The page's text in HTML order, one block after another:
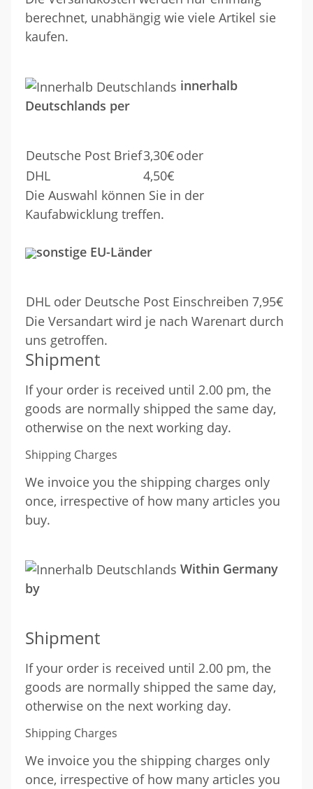
berechnet, unabhängig wie viele Artikel sie
kaufen.
innerhalb
Deutschlands per
Deutsche Post Brief3,30€oder
DHL
4,50€
Die Auswahl können Sie in der
Kaufabwicklung treffen.
sonstige EU-Länder
DHL oder Deutsche Post Einschreiben 7,95€
Die Versandart wird je nach Warenart durch
uns getroffen.
Shipment
If your order is received until 2.00 pm, the
goods are normally shipped the same day,
otherwise on the next working day.
Shipping Charges
We invoice you the shipping charges only
once, irrespective of how many articles you
buy.
Within Germany
by
Shipment
If your order is received until 2.00 pm, the
goods are normally shipped the same day,
otherwise on the next working day.
Shipping Charges
We invoice you the shipping charges only
once, irrespective of how many articles you